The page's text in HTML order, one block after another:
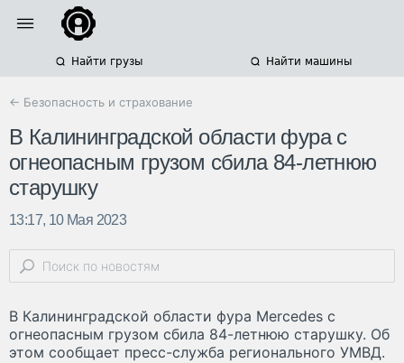
Найти грузы Найти машины
← Безопасность и страхование
В Калининградской области фура с
огнеопасным грузом сбила 84-летнюю
старушку
13:17, 10 Мая 2023
В Калининградской области фура Mercedes с
огнеопасным грузом сбила 84-летнюю старушку. Об
этом сообщает пресс-служба регионального УМВД.